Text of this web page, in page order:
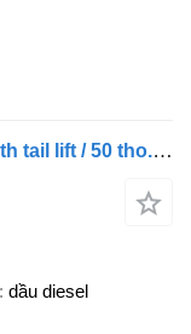
DAF LF 12.210 18-pallet container with tail lift / 50 tho. km / 2024
dầu diesel